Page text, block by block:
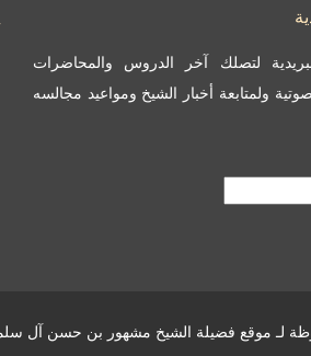
لتصلك آخر الدروس والمحاضرات
ولمتابعة أخبار الشيخ ومواعيد مجالسه